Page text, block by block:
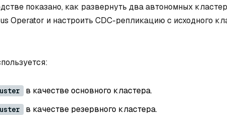
показано, как развернуть два автономных
Operator и настроить CDC-репликацию с исходного
в качестве основного кластера.
в качестве резервного кластера.